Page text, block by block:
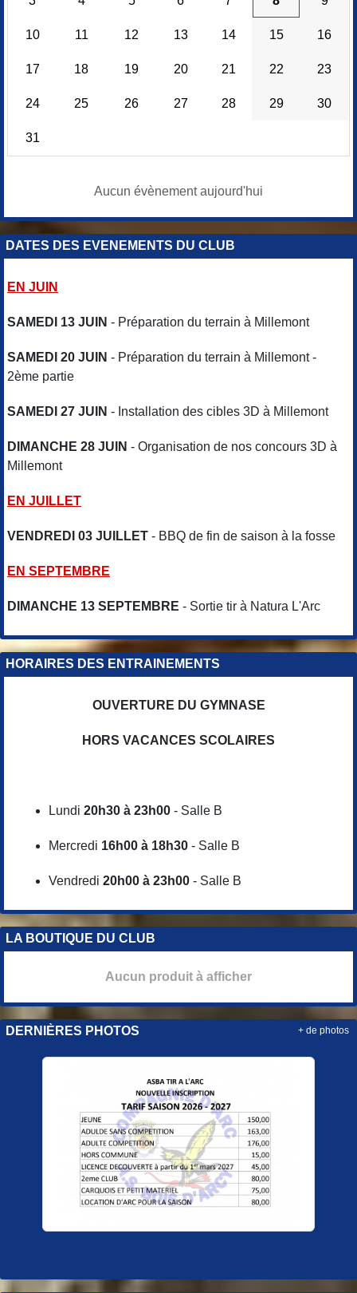
10 11 12 13 14 15 16
17 18 19 20 21 22 23
24 25 26 27 28 29 30
31
Aucun évènement aujourd'hui
DATES DES EVENEMENTS DU CLUB
EN JUIN
SAMEDI 13 JUIN - Préparation du terrain à Millemont
SAMEDI 20 JUIN - Préparation du terrain à Millemont -
2ème partie
SAMEDI 27 JUIN - Installation des cibles 3D à Millemont
DIMANCHE 28 JUIN - Organisation de nos concours 3D à
Millemont
EN JUILLET
VENDREDI 03 JUILLET - BBQ de fin de saison à la fosse
EN SEPTEMBRE
DIMANCHE 13 SEPTEMBRE - Sortie tir à Natura L'Arc
HORAIRES DES ENTRAINEMENTS
OUVERTURE DU GYMNASE
HORS VACANCES SCOLAIRES
Lundi 20h30 à 23h00 - Salle B
Mercredi 16h00 à 18h30 - Salle B
Vendredi 20h00 à 23h00 - Salle B
LA BOUTIQUE DU CLUB
Aucun produit à afficher
DERNIÈRES PHOTOS + de photos